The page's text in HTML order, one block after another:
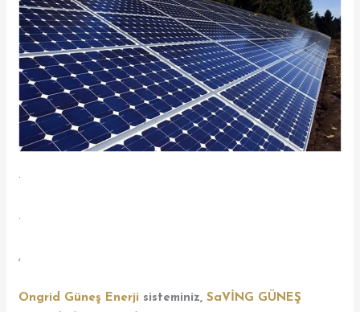
.
.
,
Ongrid Güneş Enerji sisteminiz,SaVİNG GÜNEŞ